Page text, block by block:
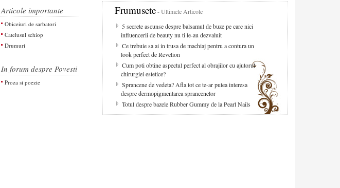
Articole importante
Obiceiuri de sarbatori
Catelusul schiop
Drumuri
In forum despre Povesti
Proza si poezie
Frumusete- Ultimele Articole
5 secrete ascunse despre balsamul de buze pe care nici
influencerii de beauty nu ti le-au dezvaluit
Ce trebuie sa ai in trusa de machiaj pentru a contura un
look perfect de Revelion
Cum poti obtine aspectul perfect al obrajilor cu ajutorul
chirurgiei estetice?
Sprancene de vedeta? Afla tot ce te-ar putea interesa
despre dermopigmentarea sprancenelor
Totul despre bazele Rubber Gummy de la Pearl Nails